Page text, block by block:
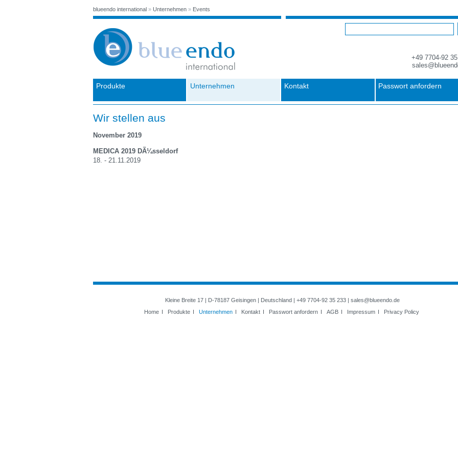
blueendo international » Unternehmen » Events
+49 7704-92
Produkte Unternehmen Kontakt Passwort anfordern
Wir stellen aus
November 2019
MEDICA 2019 DÃ¼sseldorf
18. - 21.11.2019
Kleine Breite 17 | D-78187 Geisingen | Deutschland | +49 7704-92 35 233 | sales@blueendo.de
Home I Produkte I Unternehmen I Kontakt I Passwort anfordern I AGB I Impressum I Privacy Policy